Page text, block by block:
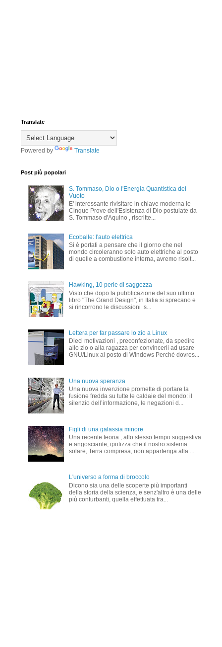
Translate
Powered by Translate
Post più popolari
S. Tommaso, Dio o l'Energia Quantistica del
Vuoto
E' interessante rivisitare in chiave moderna le
Cinque Prove dell'Esistenza di Dio postulate da
S. Tommaso d'Aquino , riscritte...
Ecoballe: l'auto elettrica
Si è portati a pensare che il giorno che nel
mondo circoleranno solo auto elettriche al posto
di quelle a combustione interna, avremo risolt...
Hawking, 10 perle di saggezza
Visto che dopo la pubblicazione del suo ultimo
libro "The Grand Design", in Italia si sprecano e
si rincorrono le discussioni s...
Lettera per far passare lo zio a Linux
Dieci motivazioni , preconfezionate, da spedire
allo zio o alla ragazza per convincerli ad usare
GNU/Linux al posto di Windows Perchè dovres...
Una nuova speranza
Una nuova invenzione promette di portare la
fusione fredda su tutte le caldaie del mondo: il
silenzio dell’informazione, le negazioni d...
Figli di una galassia minore
Una recente teoria , allo stesso tempo suggestiva
e angosciante, ipotizza che il nostro sistema
solare, Terra compresa, non appartenga alla ...
L'universo a forma di broccolo
Dicono sia una delle scoperte più importanti
della storia della scienza, e senz'altro è una delle
più conturbanti, quella effettuata tra...